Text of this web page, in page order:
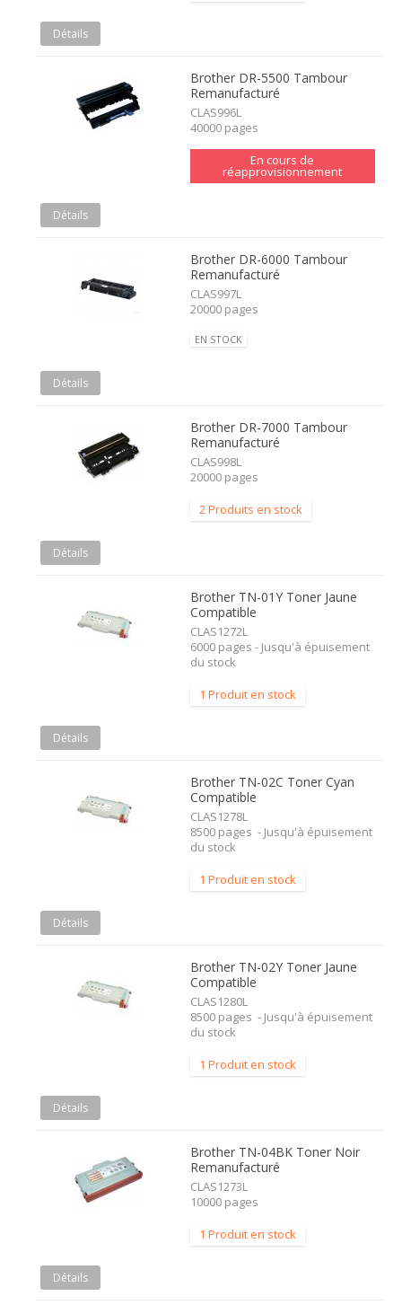
Détails
Brother DR-5500 Tambour
Remanufacturé
CLAS996L
40000 pages
En cours de
réapprovisionnement
Détails
Brother DR-6000 Tambour
Remanufacturé
CLAS997L
20000 pages
EN STOCK
Détails
Brother DR-7000 Tambour
Remanufacturé
CLAS998L
20000 pages
2 Produits en stock
Détails
Brother TN-01Y Toner Jaune
Compatible
CLAS1272L
6000 pages - Jusqu'à épuisement
du stock
1 Produit en stock
Détails
Brother TN-02C Toner Cyan
Compatible
CLAS1278L
8500 pages - Jusqu'à épuisement
du stock
1 Produit en stock
Détails
Brother TN-02Y Toner Jaune
Compatible
CLAS1280L
8500 pages - Jusqu'à épuisement
du stock
1 Produit en stock
Détails
Brother TN-04BK Toner Noir
Remanufacturé
CLAS1273L
10000 pages
1 Produit en stock
Détails